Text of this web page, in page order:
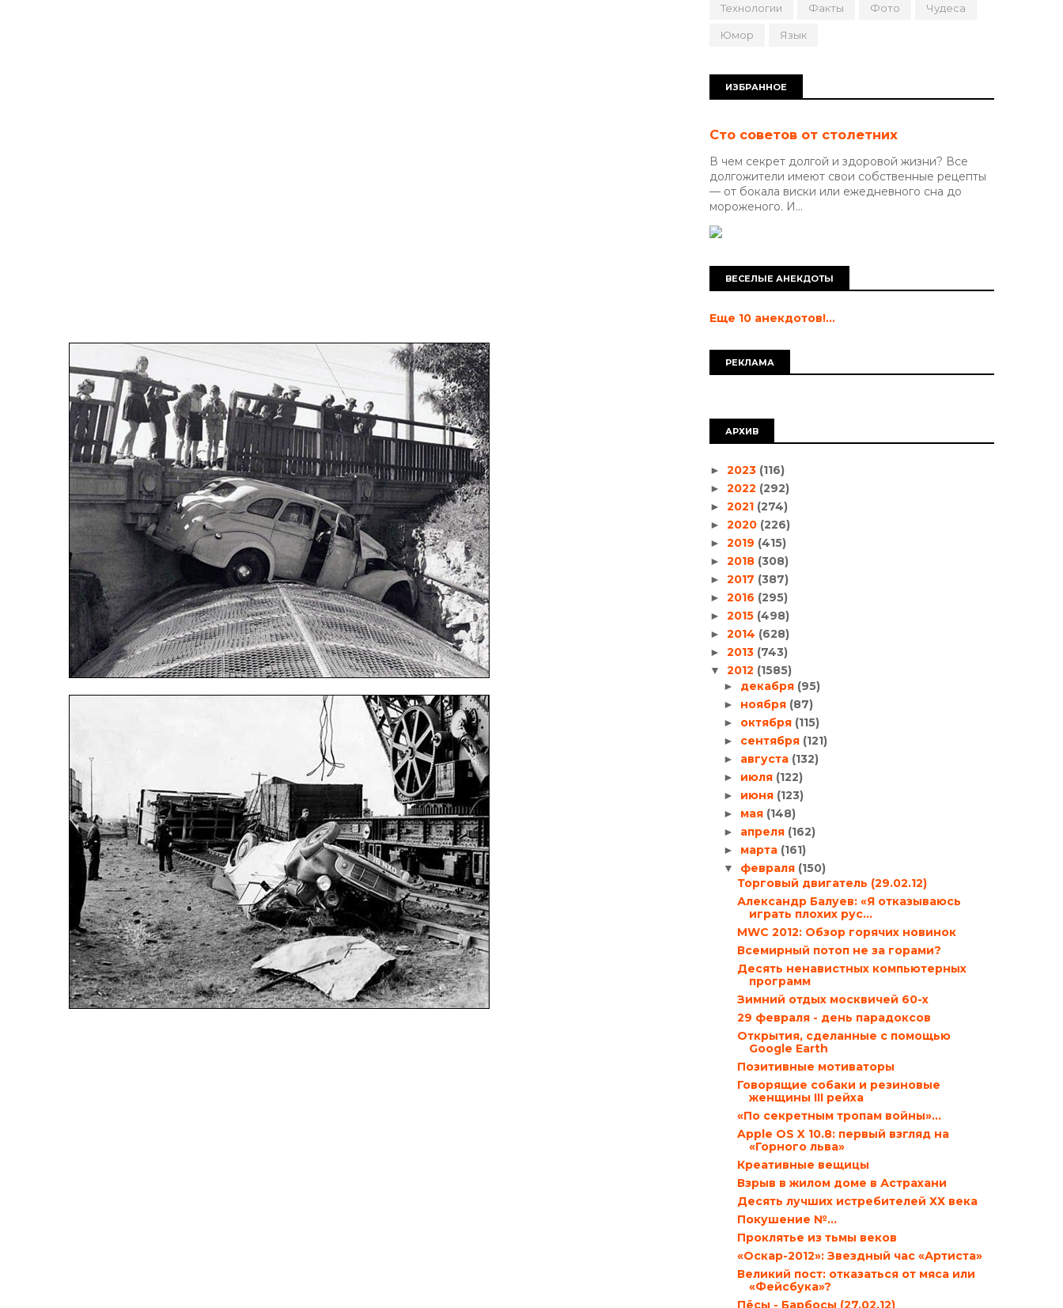
Технологии Факты Фото Чудеса
Юмор Язык
ИЗБРАННОЕ
Сто советов от столетних
В чем секрет долгой и здоровой жизни? Все
долгожители имеют свои собственные рецепты
— от бокала виски или ежедневного сна до
мороженого. И...
ВЕСЕЛЫЕ АНЕКДОТЫ
Еще 10 анекдотов!...
РЕКЛАМА
АРХИВ
► 2023 (116)
► 2022 (292)
► 2021 (274)
► 2020 (226)
► 2019 (415)
► 2018 (308)
► 2017 (387)
► 2016 (295)
► 2015 (498)
► 2014 (628)
► 2013 (743)
▼ 2012 (1585)
► декабря (95)
► ноября (87)
► октября (115)
► сентября (121)
► августа (132)
► июля (122)
► июня (123)
► мая (148)
► апреля (162)
► марта (161)
▼ февраля (150)
Торговый двигатель (29.02.12)
Александр Балуев: «Я отказываюсь
играть плохих рус...
MWC 2012: Обзор горячих новинок
Всемирный потоп не за горами?
Десять ненавистных компьютерных
программ
Зимний отдых москвичей 60-х
29 февраля - день парадоксов
Открытия, сделанные с помощью
Google Earth
Позитивные мотиваторы
Говорящие собаки и резиновые
женщины III рейха
«По секретным тропам войны»…
Apple OS X 10.8: первый взгляд на
«Горного льва»
Креативные вещицы
Взрыв в жилом доме в Астрахани
Десять лучших истребителей ХХ века
Покушение №…
Проклятье из тьмы веков
«Оскар-2012»: Звездный час «Артиста»
Великий пост: отказаться от мяса или
«Фейсбука»?
Пёсы - Барбосы (27.02.12)